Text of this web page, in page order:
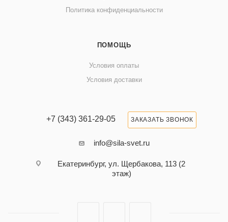
Политика конфиденциальности
ПОМОЩЬ
Условия оплаты
Условия доставки
+7 (343) 361-29-05 ЗАКАЗАТЬ ЗВОНОК
info@sila-svet.ru
Екатеринбург, ул. Щербакова, 113 (2
этаж)